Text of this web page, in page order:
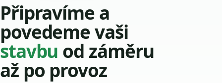
Připravíme a
povedeme vaši
stavbu od záměru
až po provoz